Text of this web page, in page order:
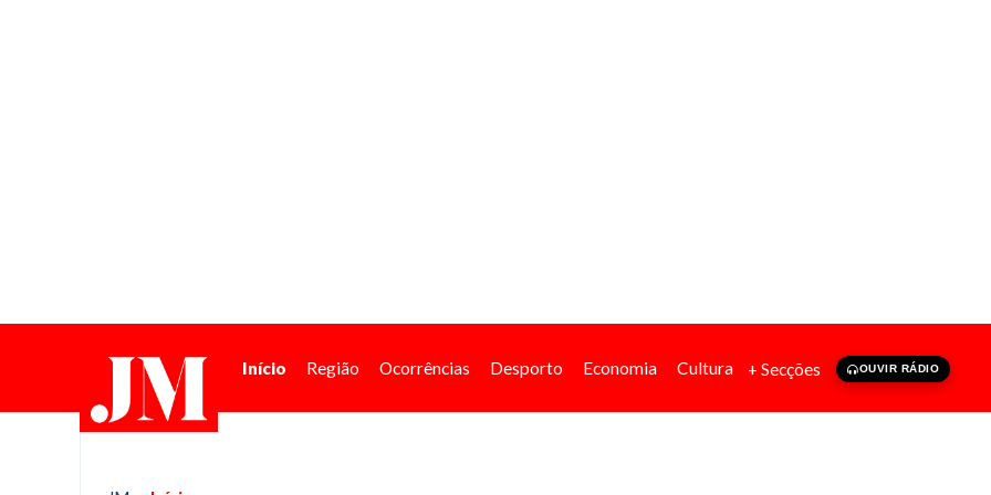
Início Região Ocorrências Desporto Economia Cultura + Secções OUVIR RÁDIO